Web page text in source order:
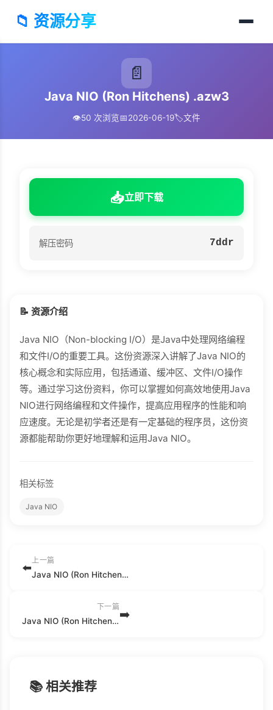
📁 资源分享
📄
Java NIO (Ron Hitchens) .azw3
👁️50 次浏览📅2026-06-19🏷️文件
📥立即下载
解压密码 7ddr
📝 资源介绍
Java NIO（Non-blocking I/O）是Java中处理网络编程
和文件I/O的重要工具。这份资源深入讲解了Java NIO的
核心概念和实际应用，包括通道、缓冲区、文件I/O操作
等。通过学习这份资料，你可以掌握如何高效地使用Java
NIO进行网络编程和文件操作，提高应用程序的性能和响
应速度。无论是初学者还是有一定基础的程序员，这份资
源都能帮助你更好地理解和运用Java NIO。
相关标签
Java NIO
⬅️
上一篇
Java NIO (Ron Hitchens) .mobi
下一篇
Java NIO (Ron Hitchens) .fb2➡️
📚 相关推荐